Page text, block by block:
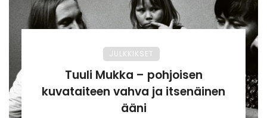
JULKKIKSET
Tuuli Mukka – pohjoisen
kuvataiteen vahva ja itsenäinen
ääni